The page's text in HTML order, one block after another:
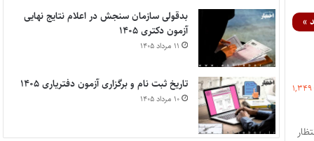
»
۱,۳۴۹
بدقولی سازمان سنجش در اعلام نتایج نهایی
آزمون دکتری ۱۴۰۵
۱۱ مرداد ۱۴۰۵
تاریخ ثبت نام و برگزاری آزمون دفتریاری ۱۴۰۵
۱۰ مرداد ۱۴۰۵